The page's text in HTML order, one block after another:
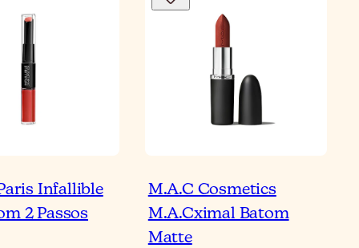
Infallible
2 Passos
M.A.C Cosmetics
M.A.Cximal Batom
Matte